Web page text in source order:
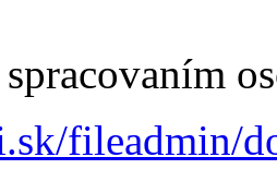
spracovaním
fileadmin/